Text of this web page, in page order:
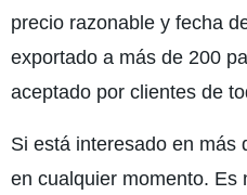
precio razonable y fecha
exportado a más de 200
aceptado por clientes de
Si está interesado en más
en cualquier momento. Es